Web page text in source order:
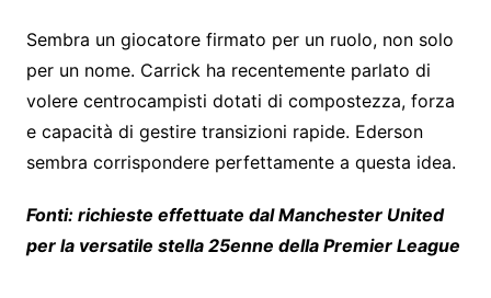
Sembra un giocatore firmato per un ruolo, non solo
per un nome. Carrick ha recentemente parlato di
volere centrocampisti dotati di compostezza, forza
e capacità di gestire transizioni rapide. Ederson
sembra corrispondere perfettamente a questa idea.
Fonti: richieste effettuate dal Manchester United
per la versatile stella 25enne della Premier League